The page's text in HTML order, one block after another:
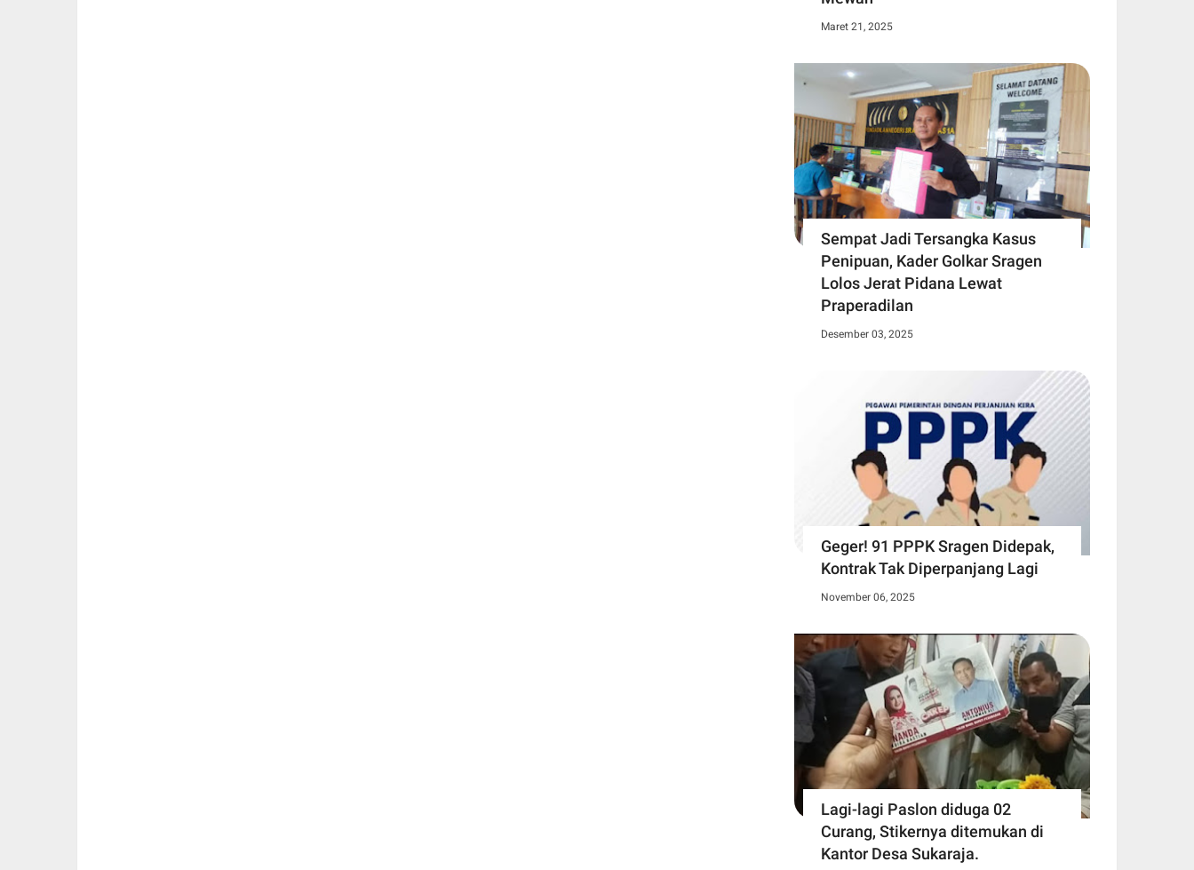
Maret 21, 2025
Sempat Jadi Tersangka Kasus
Penipuan, Kader Golkar Sragen
Lolos Jerat Pidana Lewat
Praperadilan
Desember 03, 2025
Geger! 91 PPPK Sragen Didepak,
Kontrak Tak Diperpanjang Lagi
November 06, 2025
Lagi-lagi Paslon diduga 02
Curang, Stikernya ditemukan di
Kantor Desa Sukaraja.